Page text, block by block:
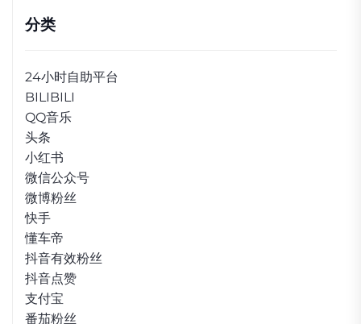
分类
24小时自助平台
BILIBILI
QQ音乐
头条
小红书
微信公众号
微博粉丝
快手
懂车帝
抖音有效粉丝
抖音点赞
支付宝
番茄粉丝